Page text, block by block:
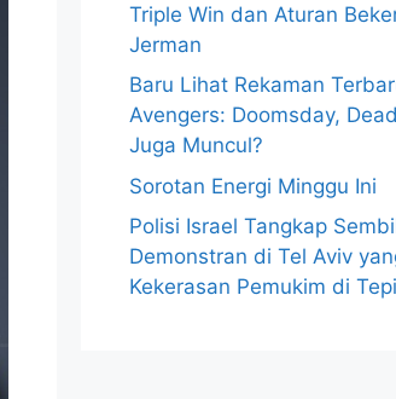
Triple Win dan Aturan
Jerman
Baru Lihat Rekaman
Avengers: Doomsday,
Juga Muncul?
Sorotan Energi Minggu Ini
Polisi Israel Tangkap
Demonstran di Tel Aviv
Kekerasan Pemukim di